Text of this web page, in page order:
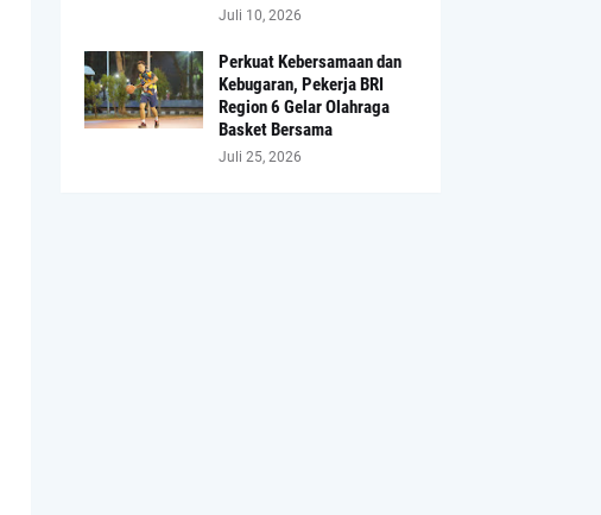
Juli 10, 2026
Perkuat Kebersamaan dan
Kebugaran, Pekerja BRI
Region 6 Gelar Olahraga
Basket Bersama
Juli 25, 2026